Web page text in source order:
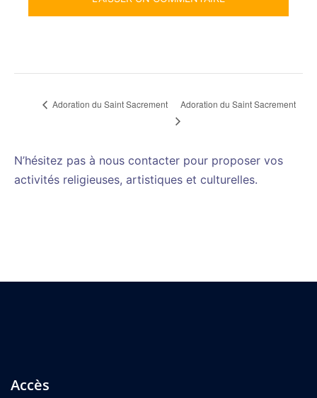
Adoration du Saint Sacrement Adoration du Saint Sacrement
N’hésitez pas à nous contacter pour proposer vos
activités religieuses, artistiques et culturelles.
Accès